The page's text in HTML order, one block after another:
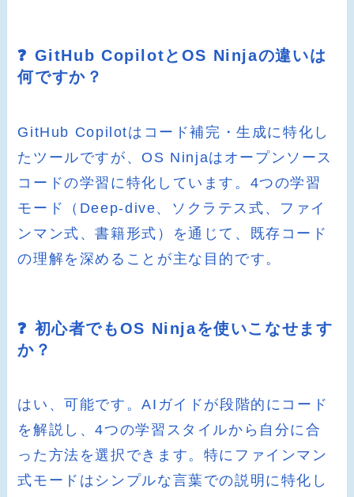
❓ GitHub CopilotとOS Ninjaの違いは
何ですか？
GitHub Copilotはコード補完・生成に特化し
たツールですが、OS Ninjaはオープンソース
コードの学習に特化しています。4つの学習
モード（Deep-dive、ソクラテス式、ファイ
ンマン式、書籍形式）を通じて、既存コード
の理解を深めることが主な目的です。
❓ 初心者でもOS Ninjaを使いこなせます
か？
はい、可能です。AIガイドが段階的にコード
を解説し、4つの学習スタイルから自分に合
った方法を選択できます。特にファインマン
式モードはシンプルな言葉での説明に特化し